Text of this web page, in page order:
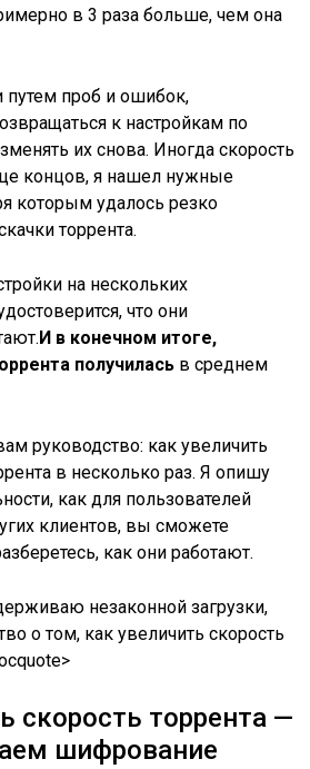
в 3 раза больше, чем она
путем проб и ошибок,
к настройкам по
их снова. Иногда скорость
концов, я нашел нужные
которым удалось резко
торрента.
на нескольких
что они
И в конечном итоге,
получилась в среднем
руководство: как увеличить
в несколько раз. Я опишу
как для пользователей
клиентов, вы сможете
как они работают.
незаконной загрузки,
о том, как увеличить скорость
скорость торрента —
шифрование